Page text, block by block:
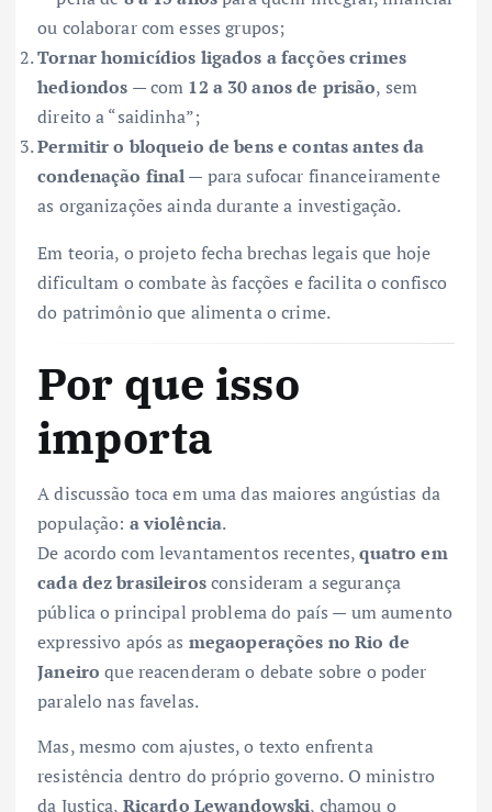
ou colaborar com esses grupos;
Tornar homicídios ligados a facções crimes
hediondos — com 12 a 30 anos de prisão, sem
direito a “saidinha”;
Permitir o bloqueio de bens e contas antes da
condenação final— para sufocar financeiramente
as organizações ainda durante a investigação.
Em teoria, o projeto fecha brechas legais que hoje
dificultam o combate às facções e facilita o confisco
do patrimônio que alimenta o crime.
Por que isso
importa
A discussão toca em uma das maiores angústias da
população: a violência.
De acordo com levantamentos recentes,quatro em
cada dez brasileirosconsideram a segurança
pública o principal problema do país — um aumento
expressivo após as megaoperações no Rio de
Janeiro que reacenderam o debate sobre o poder
paralelo nas favelas.
Mas, mesmo com ajustes, o texto enfrenta
resistência dentro do próprio governo. O ministro
da Justiça, Ricardo Lewandowski, chamou o